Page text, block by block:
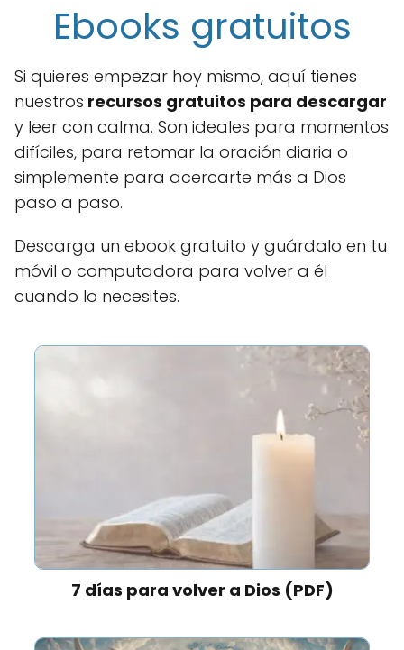
Ebooks gratuitos
Si quieres empezar hoy mismo, aquí tienes
nuestros recursos gratuitos para descargar
y leer con calma. Son ideales para momentos
difíciles, para retomar la oración diaria o
simplemente para acercarte más a Dios
paso a paso.
Descarga un ebook gratuito y guárdalo en tu
móvil o computadora para volver a él
cuando lo necesites.
7 días para volver a Dios (PDF)